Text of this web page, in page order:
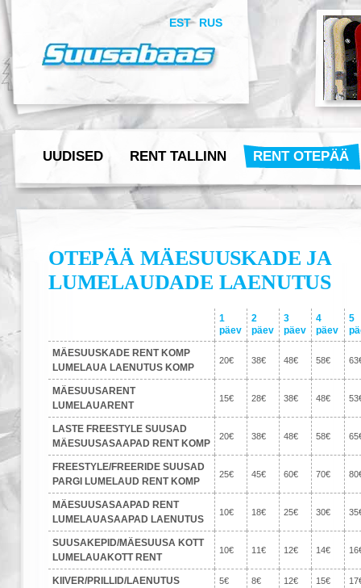
EST RUS
UUDISED RENT TALLINN RENT OTEPÄÄ
OTEPÄÄ MÄESUUSKADE JA
LUMELAUDADE LAENUTUS
1
päev
2
päev
3
päev
4
päev
5
MÄESUUSKADE RENT KOMP
LUMELAUA LAENUTUS KOMP
20€ 38€ 48€ 58€
MÄESUUSARENT
LUMELAUARENT
15€ 28€ 38€ 48€
LASTE FREESTYLE SUUSAD
MÄESUUSASAAPAD RENT KOMP
20€ 38€ 48€ 58€
FREESTYLE/FREERIDE SUUSAD
PARGI LUMELAUD RENT KOMP
25€ 45€ 60€ 70€
MÄESUUSASAAPAD RENT
LUMELAUASAAPAD LAENUTUS
10€ 18€ 25€ 30€
SUUSAKEPID/MÄESUUSA KOTT
LUMELAUAKOTT RENT
10€ 11€ 12€ 14€
KIIVER/PRILLID/LAENUTUS 5€ 8€ 12€ 15€